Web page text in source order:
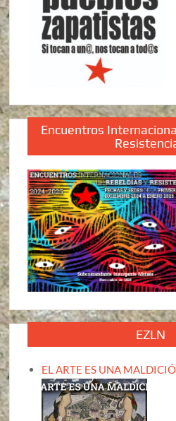
Encuentros
EZLN
EL ARTE ES UNA